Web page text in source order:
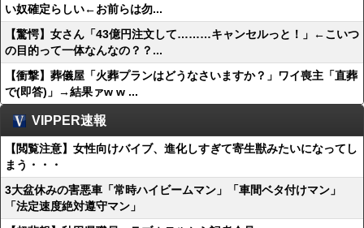
い奴確定らしい←お前らは勿...
【驚愕】女さん「43億円注文して………キャンセルっと！」←こいつ
の目的って一体なんなの？？...
【衝撃】葬儀屋「火葬プランはどうなさいますか？」ワイ喪主「直葬
で(即答)」→結果ァw w ...
VIPPER速報
【閲覧注意】女性向けバイブ、進化しすぎて寄生獣みたいになってし
まう・・・
3大盆休みの害悪車「常時ハイビームマン」「車間ベタ付けマン」
「法定速度絶対遵守マン」